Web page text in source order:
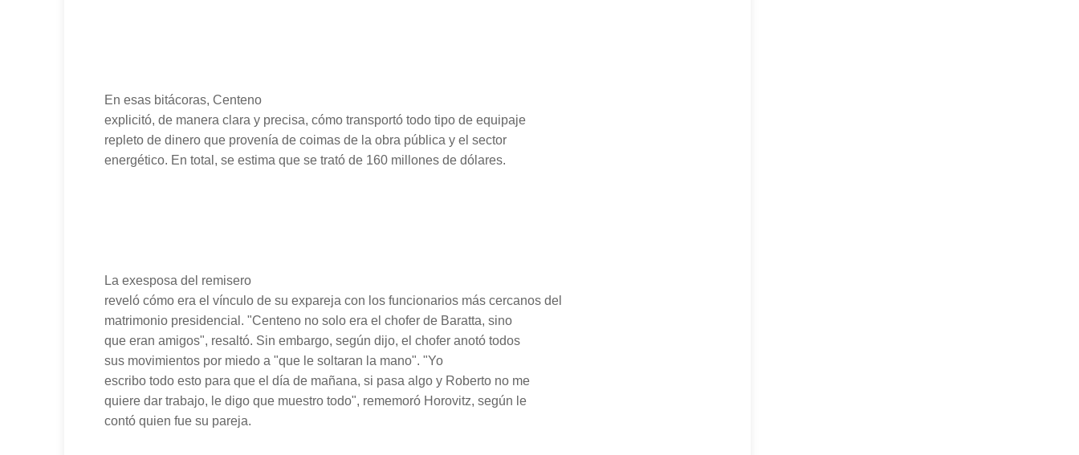
En esas bitácoras, Centeno
explicitó, de manera clara y precisa, cómo transportó todo tipo de equipaje
repleto de dinero que provenía de coimas de la obra pública y el sector
energético. En total, se estima que se trató de 160 millones de dólares.
La exesposa del remisero
reveló cómo era el vínculo de su expareja con los funcionarios más cercanos del
matrimonio presidencial. "Centeno no solo era el chofer de Baratta, sino
que eran amigos", resaltó. Sin embargo, según dijo, el chofer anotó todos
sus movimientos por miedo a "que le soltaran la mano". "Yo
escribo todo esto para que el día de mañana, si pasa algo y Roberto no me
quiere dar trabajo, le digo que muestro todo", rememoró Horovitz, según le
contó quien fue su pareja.